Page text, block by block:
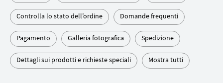
Controlla lo stato dell’ordine Domande frequenti
Pagamento Galleria fotografica Spedizione
Dettagli sui prodotti e richieste speciali Mostra tutti